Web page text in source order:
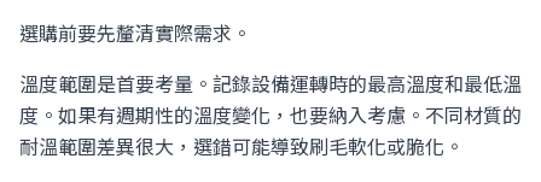
選購前要先釐清實際需求。
溫度範圍是首要考量。記錄設備運轉時的最高溫度和最低溫
度。如果有週期性的溫度變化，也要納入考慮。不同材質的
耐溫範圍差異很大，選錯可能導致刷毛軟化或脆化。